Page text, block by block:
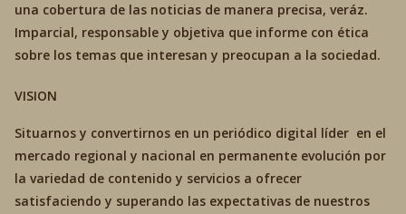
una cobertura de las noticias de manera precisa, veráz.
Imparcial, responsable y objetiva que informe con ética
sobre los temas que interesan y preocupan a la sociedad.
VISION
Situarnos y convertirnos en un periódico digital líder en el
mercado regional y nacional en permanente evolución por
la variedad de contenido y servicios a ofrecer
satisfaciendo y superando las expectativas de nuestros